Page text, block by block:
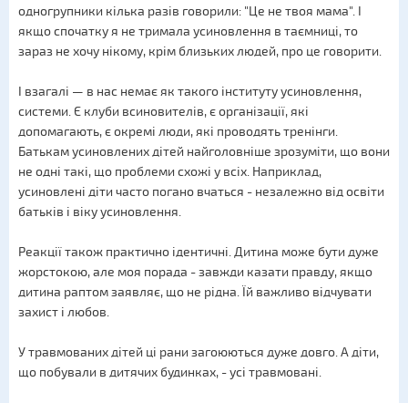
одногрупники кілька разів говорили: "Це не твоя мама". І
якщо спочатку я не тримала усиновлення в таємниці, то
зараз не хочу нікому, крім близьких людей, про це говорити.
І взагалі — в нас немає як такого інституту усиновлення,
системи. Є клуби всиновителів, є організації, які
допомагають, є окремі люди, які проводять тренінги.
Батькам усиновлених дітей найголовніше зрозуміти, що вони
не одні такі, що проблеми схожі у всіх. Наприклад,
усиновлені діти часто погано вчаться - незалежно від освіти
батьків і віку усиновлення.
Реакції також практично ідентичні. Дитина може бути дуже
жорстокою, але моя порада - завжди казати правду, якщо
дитина раптом заявляє, що не рідна. Їй важливо відчувати
захист і любов.
У травмованих дітей ці рани загоюються дуже довго. А діти,
що побували в дитячих будинках, - усі травмовані.